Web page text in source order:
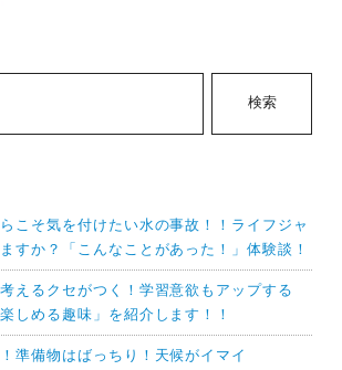
検索
こそ気を付けたい水の事故！！ライフジャ
すか？「こんなことがあった！」体験談！
えるクセがつく！学習意欲もアップする
しめる趣味」を紹介します！！
準備物はばっちり！天候がイマイ